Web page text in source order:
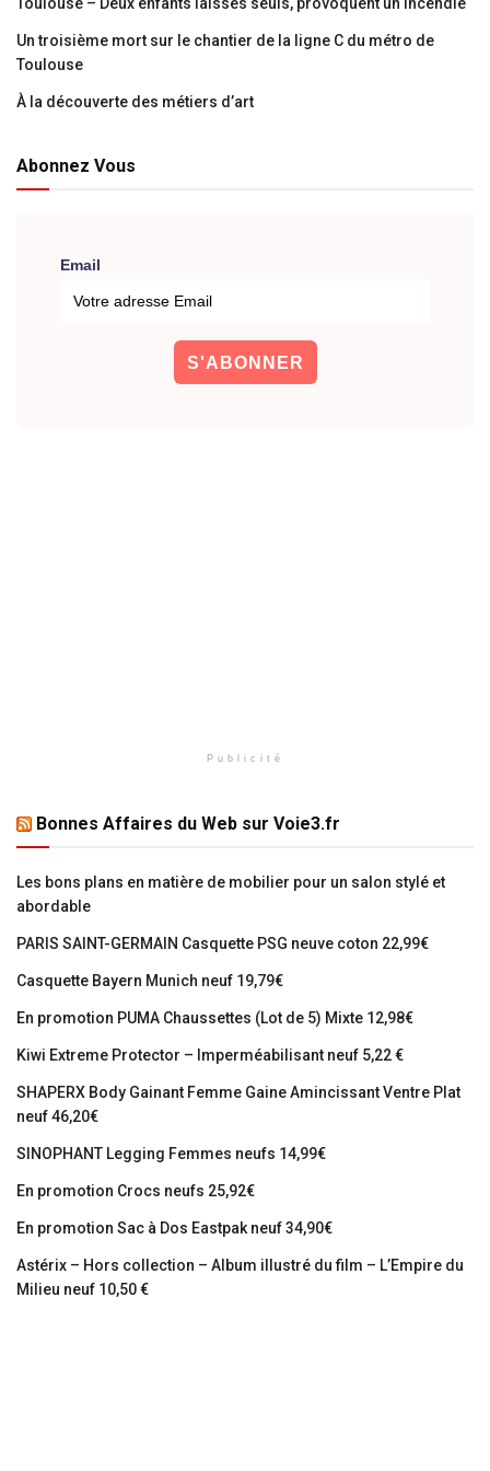
Un troisième mort sur le chantier de la ligne C du métro de
Toulouse
À la découverte des métiers d’art
Abonnez Vous
Email
Publicité
Bonnes Affaires du Web sur Voie3.fr
Les bons plans en matière de mobilier pour un salon stylé et
abordable
PARIS SAINT-GERMAIN Casquette PSG neuve coton 22,99€
Casquette Bayern Munich neuf 19,79€
En promotion PUMA Chaussettes (Lot de 5) Mixte 12,98€
Kiwi Extreme Protector – Imperméabilisant neuf 5,22 €
SHAPERX Body Gainant Femme Gaine Amincissant Ventre Plat
neuf 46,20€
SINOPHANT Legging Femmes neufs 14,99€
En promotion Crocs neufs 25,92€
En promotion Sac à Dos Eastpak neuf 34,90€
Astérix – Hors collection – Album illustré du film – L’Empire du
Milieu neuf 10,50 €